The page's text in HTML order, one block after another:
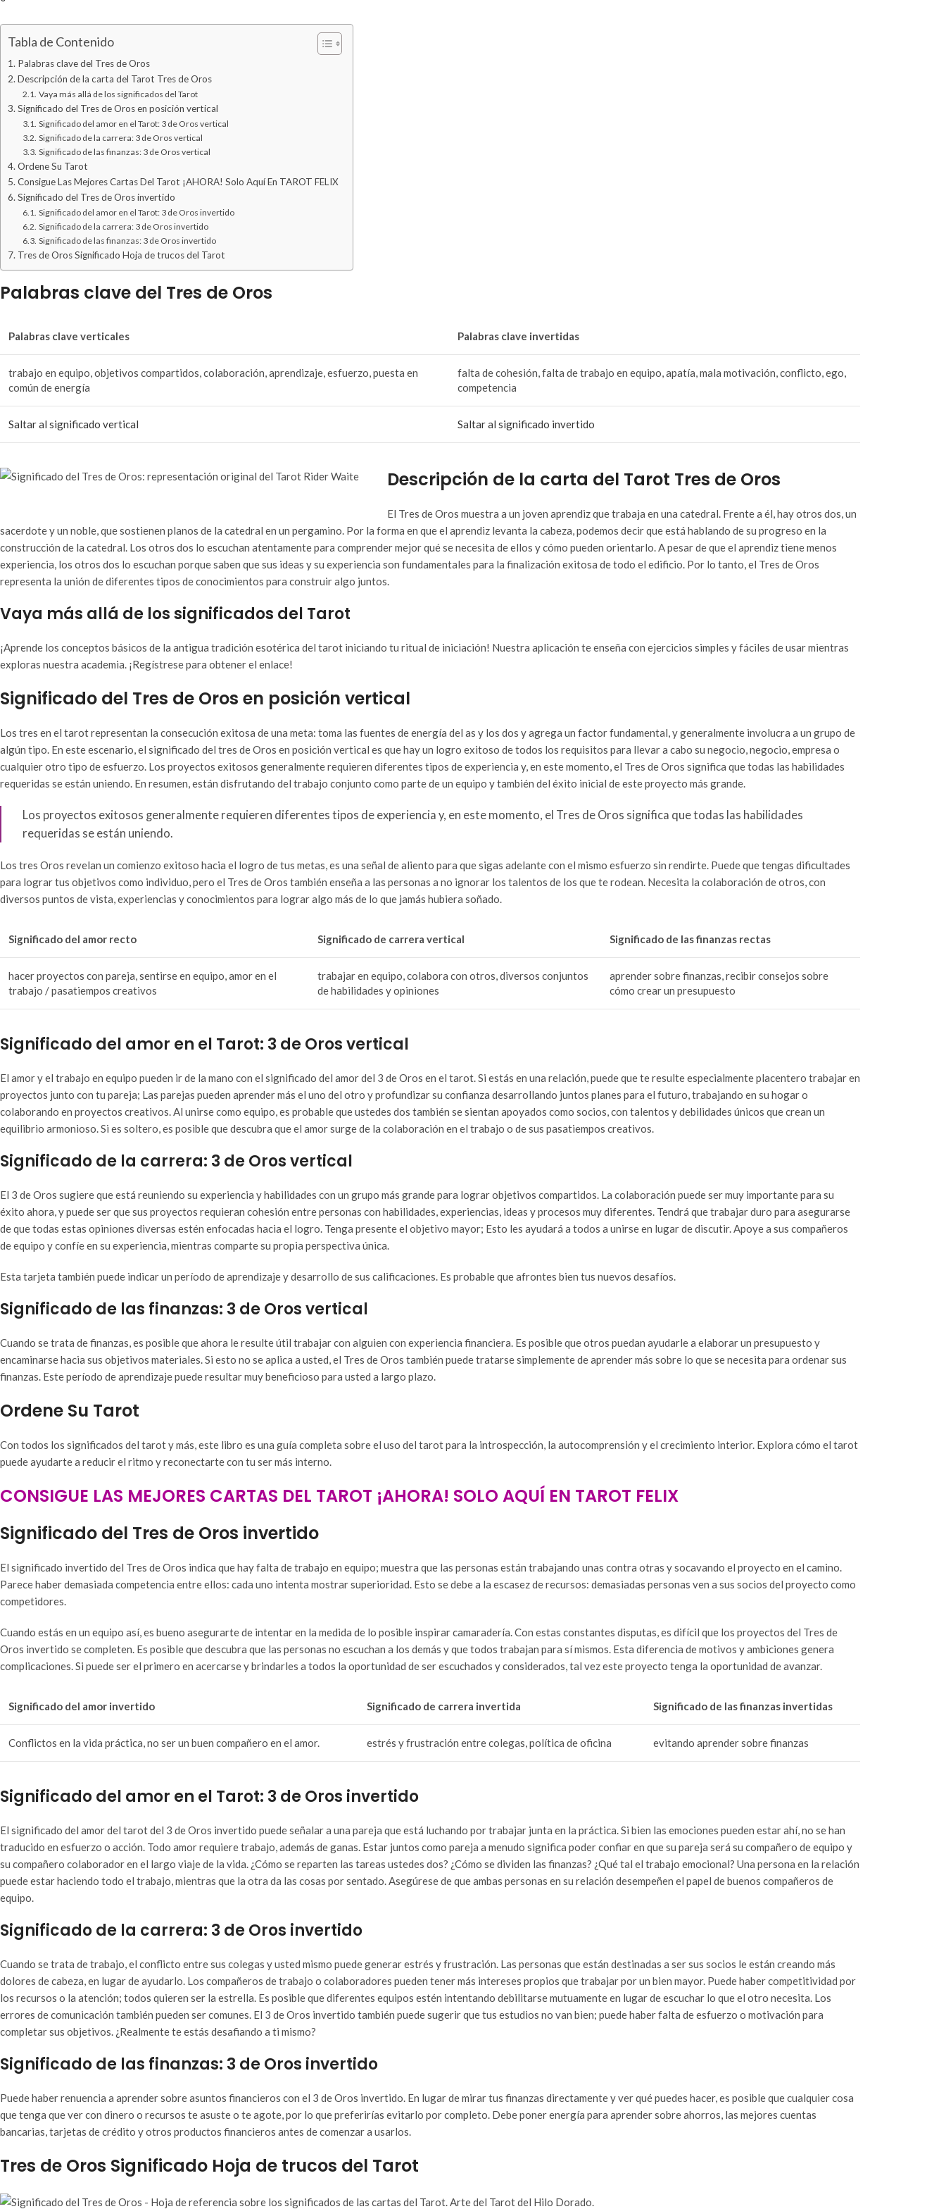
Tabla de Contenido
Palabras clave del Tres de Oros
Descripción de la carta del Tarot Tres de Oros
Vaya más allá de los significados del Tarot
Significado del Tres de Oros en posición vertical
Significado del amor en el Tarot: 3 de Oros vertical
Significado de la carrera: 3 de Oros vertical
Significado de las finanzas: 3 de Oros vertical
Ordene Su Tarot
Consigue Las Mejores Cartas Del Tarot ¡AHORA! Solo Aquí En TAROT FELIX
Significado del Tres de Oros invertido
Significado del amor en el Tarot: 3 de Oros invertido
Significado de la carrera: 3 de Oros invertido
Significado de las finanzas: 3 de Oros invertido
Tres de Oros Significado Hoja de trucos del Tarot
Palabras clave del Tres de Oros
Palabras clave verticales Palabras clave invertidas
trabajo en equipo, objetivos compartidos, colaboración, aprendizaje, esfuerzo, puesta en
común de energía
falta de cohesión, falta de trabajo en equipo, apatía, mala motivación, conflicto, ego,
competencia
Saltar al significado vertical Saltar al significado invertido
Descripción de la carta del Tarot Tres de Oros
El Tres de Oros muestra a un joven aprendiz que trabaja en una catedral. Frente a él, hay otros dos, un
sacerdote y un noble, que sostienen planos de la catedral en un pergamino. Por la forma en que el aprendiz levanta la cabeza, podemos decir que está hablando de su progreso en la
construcción de la catedral. Los otros dos lo escuchan atentamente para comprender mejor qué se necesita de ellos y cómo pueden orientarlo. A pesar de que el aprendiz tiene menos
experiencia, los otros dos lo escuchan porque saben que sus ideas y su experiencia son fundamentales para la finalización exitosa de todo el edificio. Por lo tanto, el Tres de Oros
representa la unión de diferentes tipos de conocimientos para construir algo juntos.
Vaya más allá de los significados del Tarot
¡Aprende los conceptos básicos de la antigua tradición esotérica del tarot iniciando tu ritual de iniciación! Nuestra aplicación te enseña con ejercicios simples y fáciles de usar mientras
exploras nuestra academia. ¡Regístrese para obtener el enlace!
Significado del Tres de Oros en posición vertical
Los tres en el tarot representan la consecución exitosa de una meta: toma las fuentes de energía del as y los dos y agrega un factor fundamental, y generalmente involucra a un grupo de
algún tipo. En este escenario, el significado del tres de Oros en posición vertical es que hay un logro exitoso de todos los requisitos para llevar a cabo su negocio, negocio, empresa o
cualquier otro tipo de esfuerzo. Los proyectos exitosos generalmente requieren diferentes tipos de experiencia y, en este momento, el Tres de Oros significa que todas las habilidades
requeridas se están uniendo. En resumen, están disfrutando del trabajo conjunto como parte de un equipo y también del éxito inicial de este proyecto más grande.
Los proyectos exitosos generalmente requieren diferentes tipos de experiencia y, en este momento, el Tres de Oros significa que todas las habilidades
requeridas se están uniendo.
Los tres Oros revelan un comienzo exitoso hacia el logro de tus metas, es una señal de aliento para que sigas adelante con el mismo esfuerzo sin rendirte. Puede que tengas dificultades
para lograr tus objetivos como individuo, pero el Tres de Oros también enseña a las personas a no ignorar los talentos de los que te rodean. Necesita la colaboración de otros, con
diversos puntos de vista, experiencias y conocimientos para lograr algo más de lo que jamás hubiera soñado.
Significado del amor recto Significado de carrera vertical Significado de las finanzas rectas
hacer proyectos con pareja, sentirse en equipo, amor en el
trabajo / pasatiempos creativos
trabajar en equipo, colabora con otros, diversos conjuntos
de habilidades y opiniones
aprender sobre finanzas, recibir consejos sobre
cómo crear un presupuesto
Significado del amor en el Tarot: 3 de Oros vertical
El amor y el trabajo en equipo pueden ir de la mano con el significado del amor del 3 de Oros en el tarot. Si estás en una relación, puede que te resulte especialmente placentero trabajar en
proyectos junto con tu pareja; Las parejas pueden aprender más el uno del otro y profundizar su confianza desarrollando juntos planes para el futuro, trabajando en su hogar o
colaborando en proyectos creativos. Al unirse como equipo, es probable que ustedes dos también se sientan apoyados como socios, con talentos y debilidades únicos que crean un
equilibrio armonioso. Si es soltero, es posible que descubra que el amor surge de la colaboración en el trabajo o de sus pasatiempos creativos.
Significado de la carrera: 3 de Oros vertical
El 3 de Oros sugiere que está reuniendo su experiencia y habilidades con un grupo más grande para lograr objetivos compartidos. La colaboración puede ser muy importante para su
éxito ahora, y puede ser que sus proyectos requieran cohesión entre personas con habilidades, experiencias, ideas y procesos muy diferentes. Tendrá que trabajar duro para asegurarse
de que todas estas opiniones diversas estén enfocadas hacia el logro. Tenga presente el objetivo mayor; Esto les ayudará a todos a unirse en lugar de discutir. Apoye a sus compañeros
de equipo y confíe en su experiencia, mientras comparte su propia perspectiva única.
Esta tarjeta también puede indicar un período de aprendizaje y desarrollo de sus calificaciones. Es probable que afrontes bien tus nuevos desafíos.
Significado de las finanzas: 3 de Oros vertical
Cuando se trata de finanzas, es posible que ahora le resulte útil trabajar con alguien con experiencia financiera. Es posible que otros puedan ayudarle a elaborar un presupuesto y
encaminarse hacia sus objetivos materiales. Si esto no se aplica a usted, el Tres de Oros también puede tratarse simplemente de aprender más sobre lo que se necesita para ordenar sus
finanzas. Este período de aprendizaje puede resultar muy beneficioso para usted a largo plazo.
Ordene Su Tarot
Con todos los significados del tarot y más, este libro es una guía completa sobre el uso del tarot para la introspección, la autocomprensión y el crecimiento interior. Explora cómo el tarot
puede ayudarte a reducir el ritmo y reconectarte con tu ser más interno.
CONSIGUE LAS MEJORES CARTAS DEL TAROT ¡AHORA! SOLO AQUÍ EN TAROT FELIX
Significado del Tres de Oros invertido
El significado invertido del Tres de Oros indica que hay falta de trabajo en equipo; muestra que las personas están trabajando unas contra otras y socavando el proyecto en el camino.
Parece haber demasiada competencia entre ellos: cada uno intenta mostrar superioridad. Esto se debe a la escasez de recursos: demasiadas personas ven a sus socios del proyecto como
competidores.
Cuando estás en un equipo así, es bueno asegurarte de intentar en la medida de lo posible inspirar camaradería. Con estas constantes disputas, es difícil que los proyectos del Tres de
Oros invertido se completen. Es posible que descubra que las personas no escuchan a los demás y que todos trabajan para sí mismos. Esta diferencia de motivos y ambiciones genera
complicaciones. Si puede ser el primero en acercarse y brindarles a todos la oportunidad de ser escuchados y considerados, tal vez este proyecto tenga la oportunidad de avanzar.
Significado del amor invertido Significado de carrera invertida Significado de las finanzas invertidas
Conflictos en la vida práctica, no ser un buen compañero en el amor. estrés y frustración entre colegas, política de oficina evitando aprender sobre finanzas
Significado del amor en el Tarot: 3 de Oros invertido
El significado del amor del tarot del 3 de Oros invertido puede señalar a una pareja que está luchando por trabajar junta en la práctica. Si bien las emociones pueden estar ahí, no se han
traducido en esfuerzo o acción. Todo amor requiere trabajo, además de ganas. Estar juntos como pareja a menudo significa poder confiar en que su pareja será su compañero de equipo y
su compañero colaborador en el largo viaje de la vida. ¿Cómo se reparten las tareas ustedes dos? ¿Cómo se dividen las finanzas? ¿Qué tal el trabajo emocional? Una persona en la relación
puede estar haciendo todo el trabajo, mientras que la otra da las cosas por sentado. Asegúrese de que ambas personas en su relación desempeñen el papel de buenos compañeros de
equipo.
Significado de la carrera: 3 de Oros invertido
Cuando se trata de trabajo, el conflicto entre sus colegas y usted mismo puede generar estrés y frustración. Las personas que están destinadas a ser sus socios le están creando más
dolores de cabeza, en lugar de ayudarlo. Los compañeros de trabajo o colaboradores pueden tener más intereses propios que trabajar por un bien mayor. Puede haber competitividad por
los recursos o la atención; todos quieren ser la estrella. Es posible que diferentes equipos estén intentando debilitarse mutuamente en lugar de escuchar lo que el otro necesita. Los
errores de comunicación también pueden ser comunes. El 3 de Oros invertido también puede sugerir que tus estudios no van bien; puede haber falta de esfuerzo o motivación para
completar sus objetivos. ¿Realmente te estás desafiando a ti mismo?
Significado de las finanzas: 3 de Oros invertido
Puede haber renuencia a aprender sobre asuntos financieros con el 3 de Oros invertido. En lugar de mirar tus finanzas directamente y ver qué puedes hacer, es posible que cualquier cosa
que tenga que ver con dinero o recursos te asuste o te agote, por lo que preferirías evitarlo por completo. Debe poner energía para aprender sobre ahorros, las mejores cuentas
bancarias, tarjetas de crédito y otros productos financieros antes de comenzar a usarlos.
Tres de Oros Significado Hoja de trucos del Tarot